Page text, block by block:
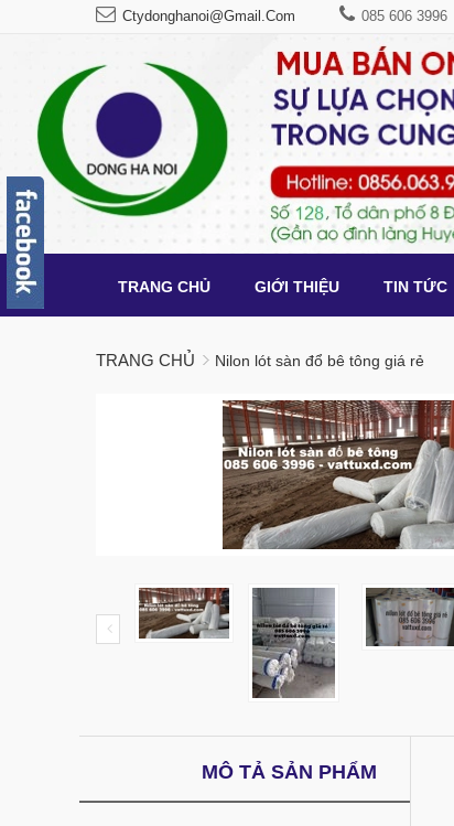
Ctydonghanoi@gmail.com 085 606 3996
TRANG CHỦ GIỚI THIỆU TIN TỨC
TRANG CHỦ Nilon lót sàn đổ bê tông giá rẻ
MÔ TẢ SẢN PHẨM